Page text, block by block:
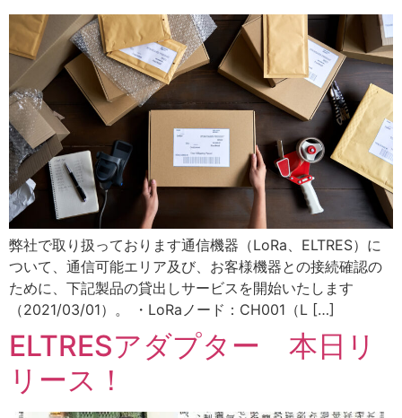
弊社で取り扱っております通信機器（LoRa、ELTRES）に
ついて、通信可能エリア及び、お客様機器との接続確認の
ために、下記製品の貸出しサービスを開始いたします
（2021/03/01）。 ・LoRaノード：CH001（L […]
ELTRESアダプター 本日リ
リース！